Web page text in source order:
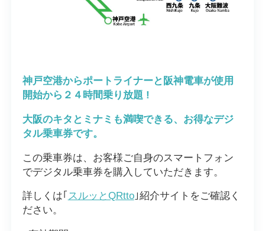
神戸空港からポートライナーと阪神電車が使用
開始から２４時間乗り放題 !
大阪のキタとミナミも満喫できる、お得なデジ
タル乗車券です。
この乗車券は、お客様ご自身のスマートフォン
でデジタル乗車券を購入していただきます。
詳しくは｢ スルッとQRtto｣紹介サイトをご確認く
ださい。